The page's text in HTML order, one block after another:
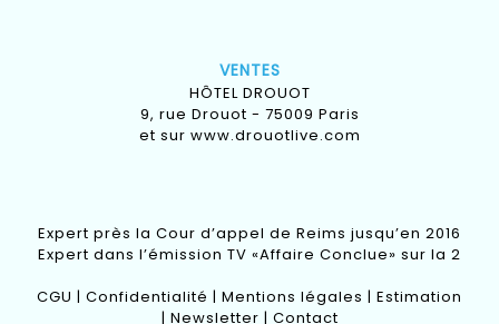
VENTES
HÔTEL DROUOT
9, rue Drouot - 75009 Paris
et sur www.drouotlive.com
Expert près la Cour d’appel de Reims jusqu’en 2016
Expert dans l’émission TV «Affaire Conclue» sur la 2
CGU | Confidentialité | Mentions légales | Estimation
| Newsletter | Contact